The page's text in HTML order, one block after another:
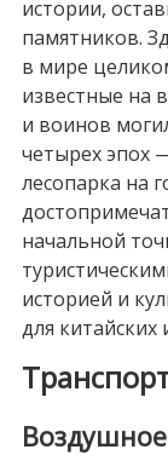
истории,
памятников.
в мире
известные на
и воинов
четырех эпох
лесопарка на
начальной
историей и
для китайских